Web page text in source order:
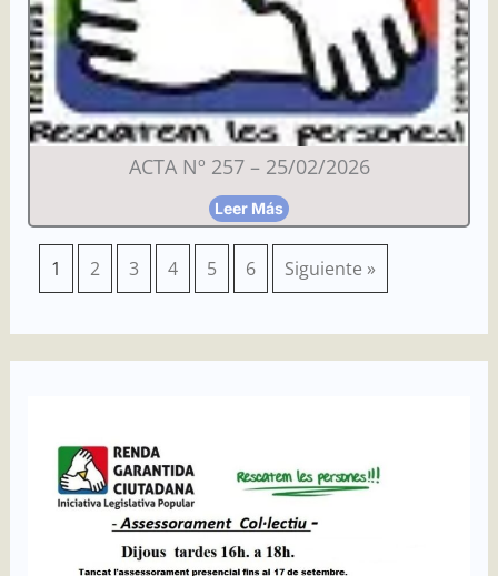
ACTA Nº 257 – 25/02/2026
Leer Más
1 2 3 4 5 6 Siguiente »